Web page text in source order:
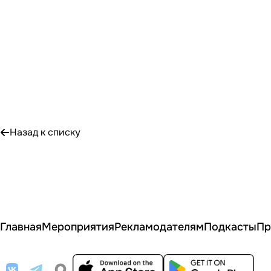
Назад к списку
ГлавнаяМероприятияРекламодателямПодкасты